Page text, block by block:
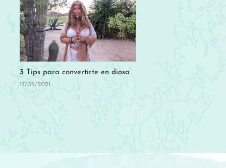
3 Tips para convertirte en diosa
17/03/2021